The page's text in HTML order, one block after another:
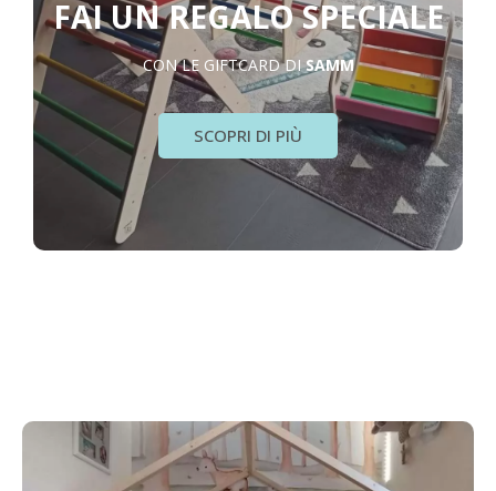
FAI UN REGALO SPECIALE
CON LE GIFTCARD DISAMM
SCOPRI DI PIÙ